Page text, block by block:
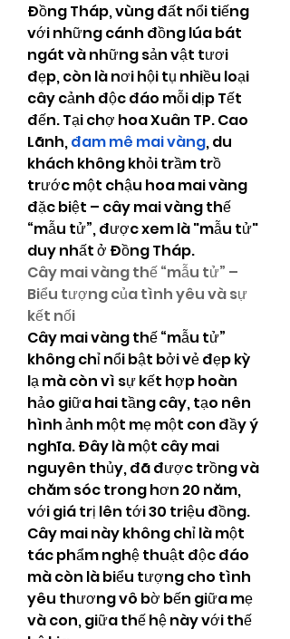
Đồng Tháp, vùng đất nổi tiếng
với những cánh đồng lúa bát
ngát và những sản vật tươi
đẹp, còn là nơi hội tụ nhiều loại
cây cảnh độc đáo mỗi dịp Tết
đến. Tại chợ hoa Xuân TP. Cao
Lãnh, đam mê mai vàng, du
khách không khỏi trầm trồ
trước một chậu hoa mai vàng
đặc biệt – cây mai vàng thế
“mẫu tử”, được xem là "mẫu tử"
duy nhất ở Đồng Tháp.
Cây mai vàng thế “mẫu tử” –
Biểu tượng của tình yêu và sự
kết nối
Cây mai vàng thế “mẫu tử”
không chỉ nổi bật bởi vẻ đẹp kỳ
lạ mà còn vì sự kết hợp hoàn
hảo giữa hai tầng cây, tạo nên
hình ảnh một mẹ một con đầy ý
nghĩa. Đây là một cây mai
nguyên thủy, đã được trồng và
chăm sóc trong hơn 20 năm,
với giá trị lên tới 30 triệu đồng.
Cây mai này không chỉ là một
tác phẩm nghệ thuật độc đáo
mà còn là biểu tượng cho tình
yêu thương vô bờ bến giữa mẹ
và con, giữa thế hệ này với thế